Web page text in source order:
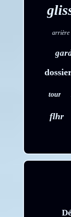
arrière
tour
flhr